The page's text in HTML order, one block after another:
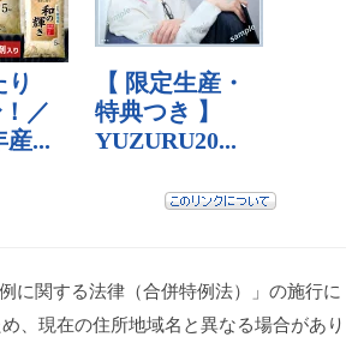
に関する法律（合併特例法）」の施行に
、現在の住所地域名と異なる場合があり